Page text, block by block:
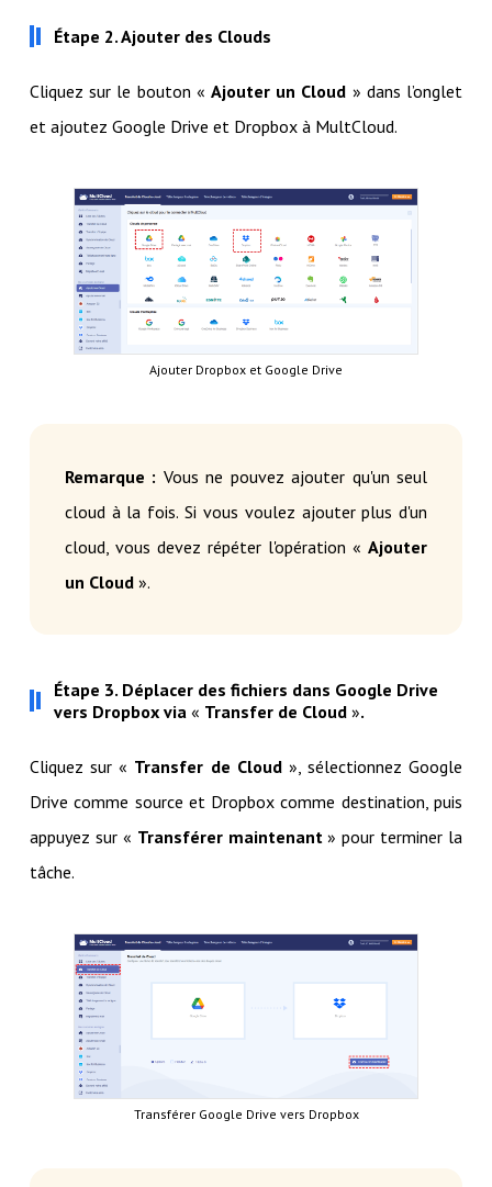
Étape 2. Ajouter des Clouds
Cliquez sur le bouton « Ajouter un Cloud » dans l’onglet
et ajoutez Google Drive et Dropbox à MultCloud.
Ajouter Dropbox et Google Drive
Remarque : Vous ne pouvez ajouter qu'un seul
cloud à la fois. Si vous voulez ajouter plus d'un
cloud, vous devez répéter l'opération «Ajouter
un Cloud».
Étape 3. Déplacer des fichiers dans Google Drive
vers Dropbox via « Transfer de Cloud».
Cliquez sur « Transfer de Cloud», sélectionnez Google
Drive comme source et Dropbox comme destination, puis
appuyez sur « Transférer maintenant » pour terminer la
tâche.
Transférer Google Drive vers Dropbox